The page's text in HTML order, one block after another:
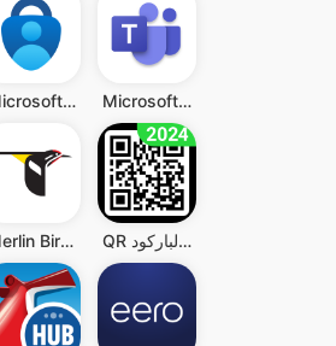
Microsoft Authenticator Microsoft Teams
Merlin Bird ID by Cornell Lab QR قارئ رمز - قارئ الباركود QR